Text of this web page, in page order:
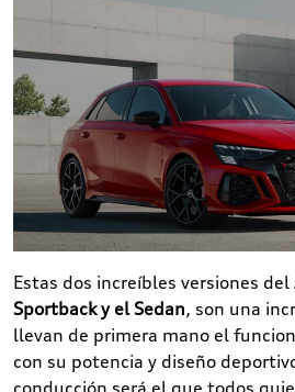
Estas dos increíbles versiones del
Sportback y el Sedan, son una
llevan de primera mano el
con su potencia y diseño